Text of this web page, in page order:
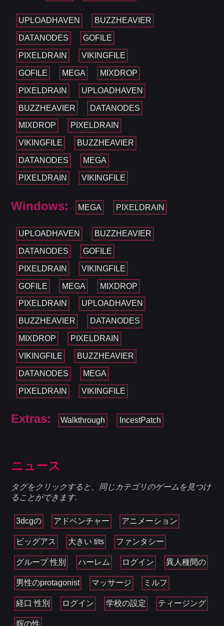
UPLOADHAVEN BUZZHEAVIER
DATANODES GOFILE
PIXELDRAIN VIKINGFILE
GOFILE MEGA MIXDROP
PIXELDRAIN UPLOADHAVEN
BUZZHEAVIER DATANODES
MIXDROP PIXELDRAIN
VIKINGFILE BUZZHEAVIER
DATANODES MEGA
PIXELDRAIN VIKINGFILE
Windows: MEGA PIXELDRAIN
UPLOADHAVEN BUZZHEAVIER
DATANODES GOFILE
PIXELDRAIN VIKINGFILE
GOFILE MEGA MIXDROP
PIXELDRAIN UPLOADHAVEN
BUZZHEAVIER DATANODES
MIXDROP PIXELDRAIN
VIKINGFILE BUZZHEAVIER
DATANODES MEGA
PIXELDRAIN VIKINGFILE
Extras: Walkthrough IncestPatch
ニュース
タグをクリックすると、同じカテゴリのゲームを見つけ
ることができます.
3dcgの アドベンチャー アニメーション
ビッグアス 大きい tits ファンタシー
グループ 性別 ハーレム ログイン 異人種間の
男性のprotagonist マッサージ ミルフ
経口 性別 ログイン 学校の設定 ティージング
腟の性